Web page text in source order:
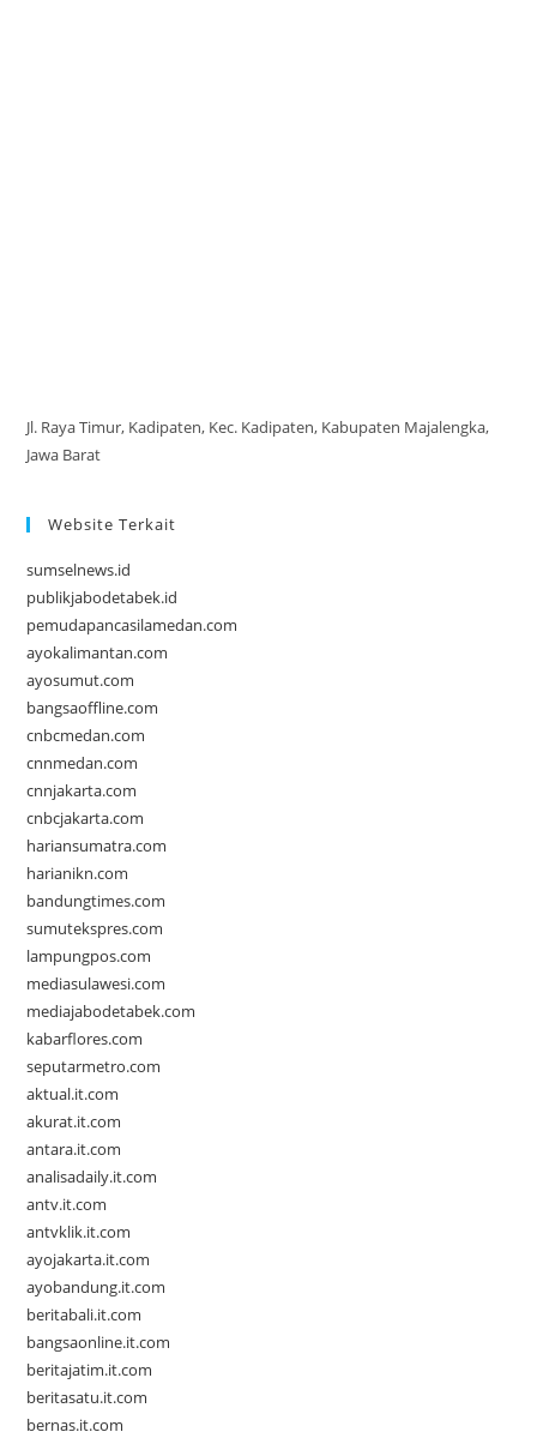
Jl. Raya Timur, Kadipaten, Kec. Kadipaten, Kabupaten Majalengka,
Jawa Barat
Website Terkait
sumselnews.id
publikjabodetabek.id
pemudapancasilamedan.com
ayokalimantan.com
ayosumut.com
bangsaoffline.com
cnbcmedan.com
cnnmedan.com
cnnjakarta.com
cnbcjakarta.com
hariansumatra.com
harianikn.com
bandungtimes.com
sumutekspres.com
lampungpos.com
mediasulawesi.com
mediajabodetabek.com
kabarflores.com
seputarmetro.com
aktual.it.com
akurat.it.com
antara.it.com
analisadaily.it.com
antv.it.com
antvklik.it.com
ayojakarta.it.com
ayobandung.it.com
beritabali.it.com
bangsaonline.it.com
beritajatim.it.com
beritasatu.it.com
bernas.it.com